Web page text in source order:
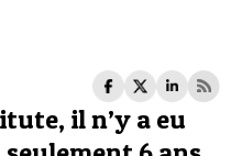
il n’y a eu